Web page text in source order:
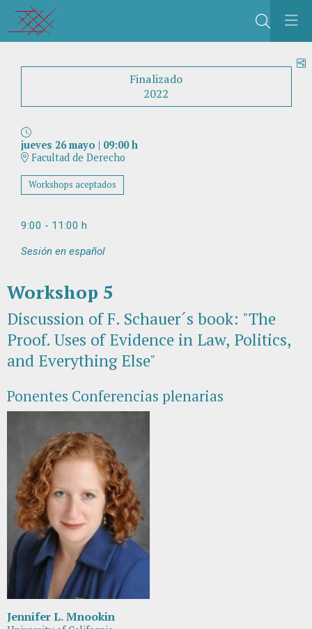
Buscar
Finalizado
2022
jueves 26 mayo | 09:00 h
Facultad de Derecho
Workshops aceptados
9:00 - 11:00 h
Sesión en español
Workshop 5
Discussion of F. Schauer´s book: "The
Proof. Uses of Evidence in Law, Politics,
and Everything Else"
Ponentes Conferencias plenarias
Jennifer L. Mnookin